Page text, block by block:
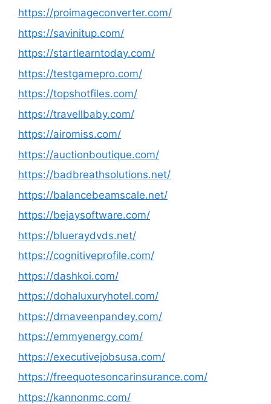
https://proimageconverter.com/
https://savinitup.com/
https://startlearntoday.com/
https://testgamepro.com/
https://topshotfiles.com/
https://travellbaby.com/
https://airomiss.com/
https://auctionboutique.com/
https://badbreathsolutions.net/
https://balancebeamscale.net/
https://bejaysoftware.com/
https://blueraydvds.net/
https://cognitiveprofile.com/
https://dashkoi.com/
https://dohaluxuryhotel.com/
https://drnaveenpandey.com/
https://emmyenergy.com/
https://executivejobsusa.com/
https://freequotesoncarinsurance.com/
https://kannonmc.com/